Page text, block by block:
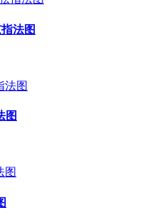
法图
图